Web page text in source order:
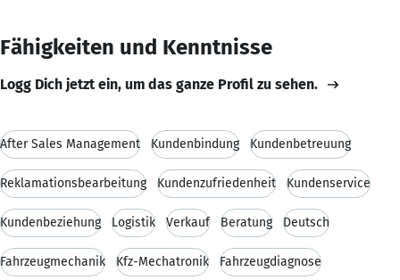
Fähigkeiten und Kenntnisse
Logg Dich jetzt ein, um das ganze Profil zu sehen.
After Sales Management Kundenbindung Kundenbetreuung
Reklamationsbearbeitung Kundenzufriedenheit Kundenservice
Kundenbeziehung Logistik Verkauf Beratung Deutsch
Fahrzeugmechanik Kfz-Mechatronik Fahrzeugdiagnose